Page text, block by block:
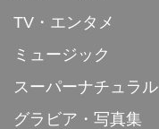
TV・エンタメ
ミュージック
スーパーナチュラル
グラビア・写真集